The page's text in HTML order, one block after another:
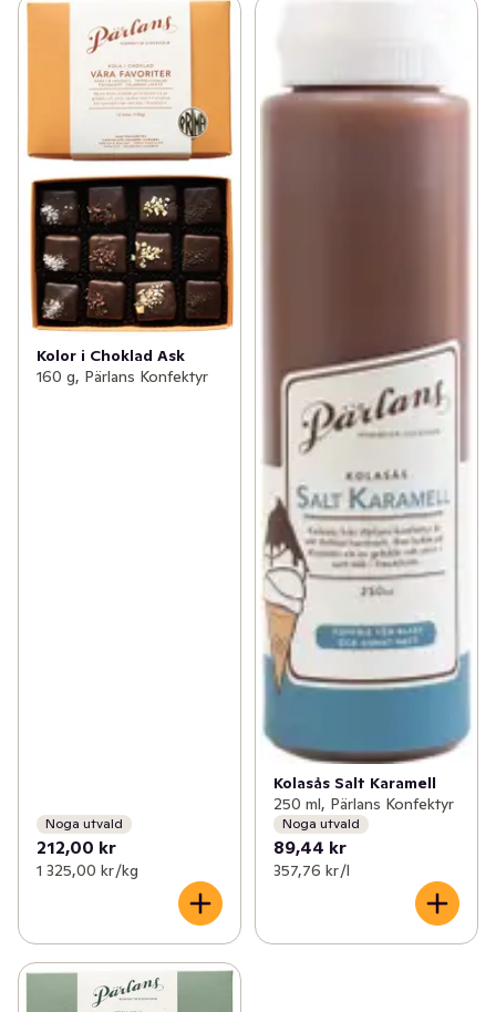
Kolor i Choklad Ask
160 g, Pärlans Konfektyr
Noga utvald
212,00 kr
1 325,00 kr /kg
Kolasås Salt Karamell
250 ml, Pärlans Konfektyr
Noga utvald
89,44 kr
357,76 kr /l